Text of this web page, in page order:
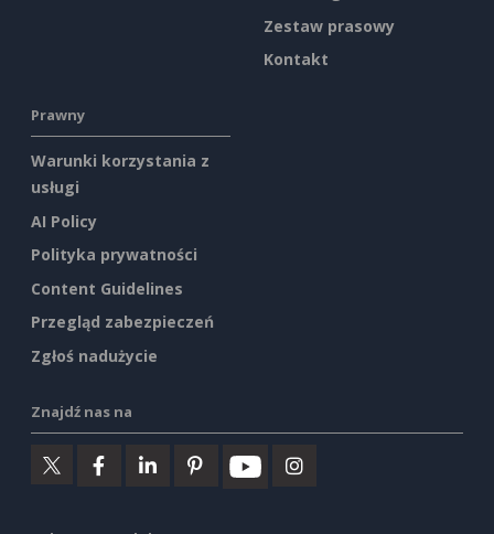
Zestaw prasowy
Kontakt
Prawny
Warunki korzystania z
usługi
AI Policy
Polityka prywatności
Content Guidelines
Przegląd zabezpieczeń
Zgłoś nadużycie
Znajdź nas na